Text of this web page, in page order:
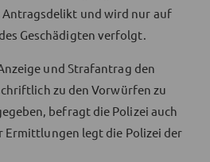
Antragsdelikt und wird nur auf
Geschädigten verfolgt.
und Strafantrag den
zu den Vorwürfen zu
befragt die Polizei auch
Ermittlungen legt die Polizei der